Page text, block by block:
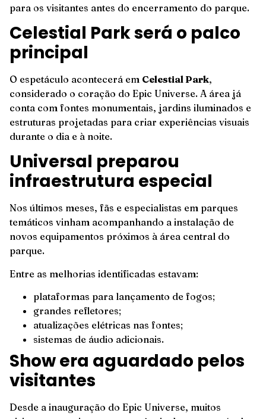
para os visitantes antes do encerramento do parque.
Celestial Park será o palco
principal
O espetáculo acontecerá em Celestial Park,
considerado o coração do Epic Universe. A área já
conta com fontes monumentais, jardins iluminados e
estruturas projetadas para criar experiências visuais
durante o dia e à noite.
Universal preparou
infraestrutura especial
Nos últimos meses, fãs e especialistas em parques
temáticos vinham acompanhando a instalação de
novos equipamentos próximos à área central do
parque.
Entre as melhorias identificadas estavam:
plataformas para lançamento de fogos;
grandes refletores;
atualizações elétricas nas fontes;
sistemas de áudio adicionais.
Show era aguardado pelos
visitantes
Desde a inauguração do Epic Universe, muitos